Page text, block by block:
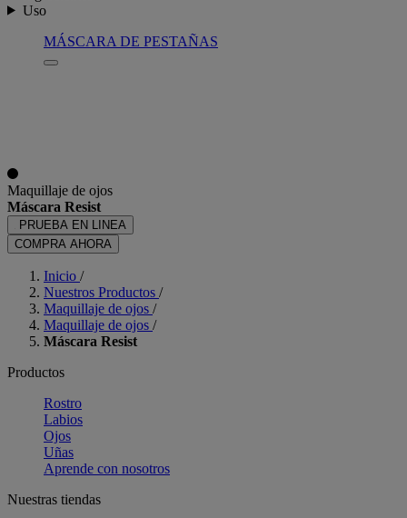
Uso
MÁSCARA DE PESTAÑAS
Maquillaje de ojos
Máscara Resist
PRUEBA EN LINEA
COMPRA AHORA
Inicio /
Nuestros Productos /
Maquillaje de ojos /
Maquillaje de ojos /
Máscara Resist
Productos
Rostro
Labios
Ojos
Uñas
Aprende con nosotros
Nuestras tiendas